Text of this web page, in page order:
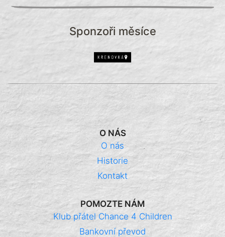
Sponzoři měsíce
O NÁS
O nás
Historie
Kontakt
POMOZTE NÁM
Klub přátel Chance 4 Children
Bankovní převod